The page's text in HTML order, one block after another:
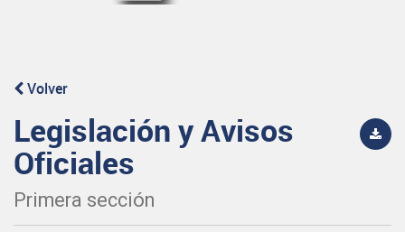
Volver
Legislación y Avisos
Oficiales
Primera sección